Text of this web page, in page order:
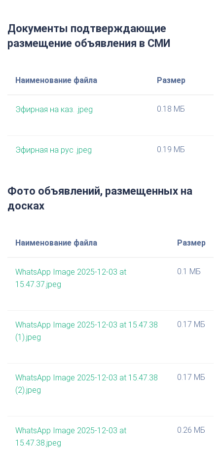
Документы подтверждающие
размещение объявления в СМИ
Наименование файла Размер
Эфирная на каз. .jpeg 0.18 МБ
Эфирная на рус .jpeg 0.19 МБ
Фото объявлений, размещенных на
досках
Наименование файла Размер
WhatsApp Image 2025-12-03 at
15.47.37.jpeg
0.1 МБ
WhatsApp Image 2025-12-03 at 15.47.38
(1).jpeg
0.17 МБ
WhatsApp Image 2025-12-03 at 15.47.38
(2).jpeg
0.17 МБ
WhatsApp Image 2025-12-03 at
15.47.38.jpeg
0.26 МБ